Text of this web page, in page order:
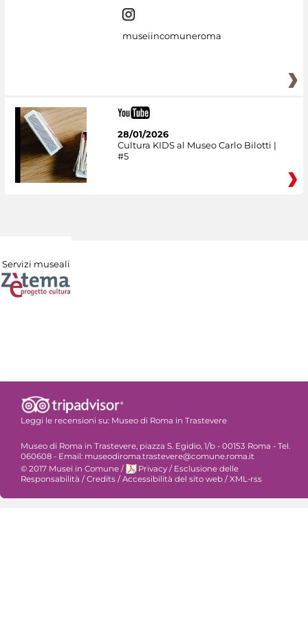
museiincomuneroma
28/01/2026
Cultura KIDS al Museo Carlo Bilotti |
#5
Servizi museali
Leggi le recensioni su: Museo di Roma in Trastevere
Museo di Roma in Trastevere, piazza S. Egidio, 1/b - 00153 Roma - Tel.
060608 - Email: museodiroma.trastevere@comune.roma.it
© 2017 Musei in Comune / Privacy / Esclusione delle
Responsabilità / Credits / Accessibilità del sito web / XML-rss